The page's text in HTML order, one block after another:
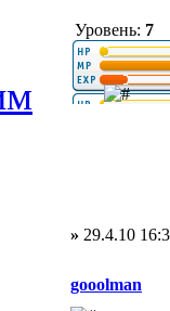
Уровень: 7
» 29.4.10
gooolman